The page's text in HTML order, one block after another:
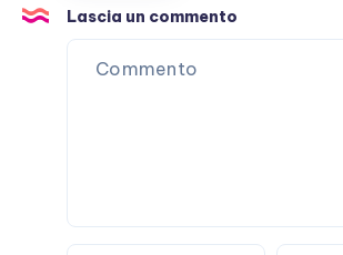
punto
sulla
Lascia un commento